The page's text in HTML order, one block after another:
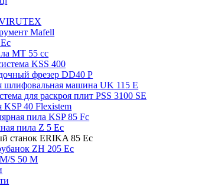
Mafell
MT 55 cc
KSS 400
фрезер DD40 P
шлифовальная машина UK 115 E
для раскроя плит PSS 3100 SE
KSP 40 Flexistem
пила KSP 85 Fc
пила Z 5 Ec
станок ERIKA 85 Ec
ZH 205 Ec
S 50 M